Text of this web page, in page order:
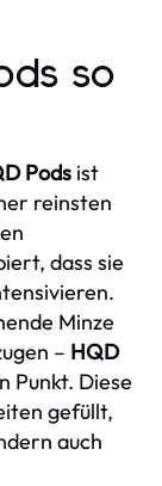
so
Pods ist
reinsten
dass sie
Minze
– HQD
Punkt. Diese
gefüllt,
auch